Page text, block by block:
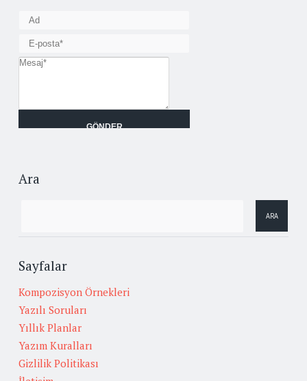
Ara
Sayfalar
Kompozisyon Örnekleri
Yazılı Soruları
Yıllık Planlar
Yazım Kuralları
Gizlilik Politikası